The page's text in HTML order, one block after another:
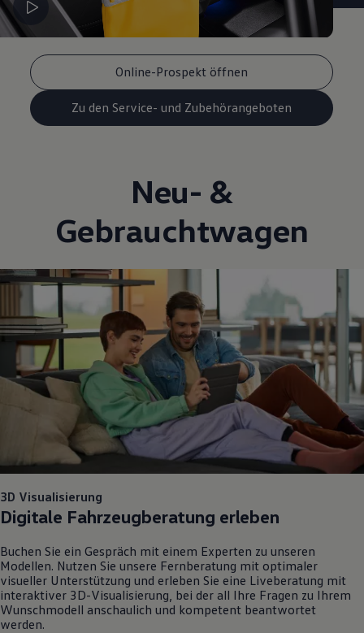
Online-Prospekt öffnen
Zu den Service- und Zubehörangeboten
Neu- &
Gebrauchtwagen
3D Visualisierung
Digitale Fahrzeugberatung erleben
Buchen Sie ein Gespräch mit einem Experten zu unseren
Modellen. Nutzen Sie unsere Fernberatung mit optimaler
visueller Unterstützung und erleben Sie eine Liveberatung mit
interaktiver 3D-Visualisierung, bei der all Ihre Fragen zu Ihrem
Wunschmodell anschaulich und kompetent beantwortet
werden.